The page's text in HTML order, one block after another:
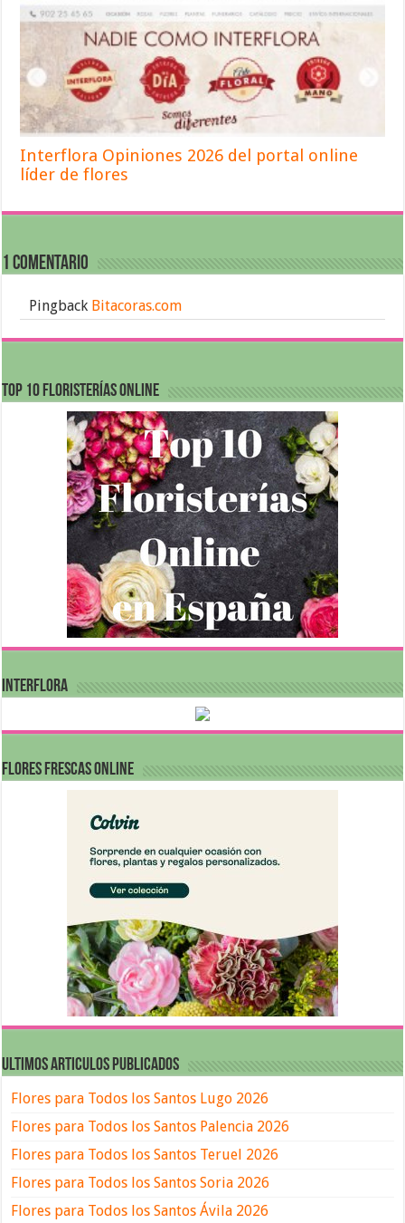
Interflora Opiniones 2026 del portal online
líder de flores
1 comentario
Pingback Bitacoras.com
Top 10 Floristerías Online
INTERFLORA
FLORES FRESCAS ONLINE
ULTIMOS ARTICULOS PUBLICADOS
Flores para Todos los Santos Lugo 2026
Flores para Todos los Santos Palencia 2026
Flores para Todos los Santos Teruel 2026
Flores para Todos los Santos Soria 2026
Flores para Todos los Santos Ávila 2026